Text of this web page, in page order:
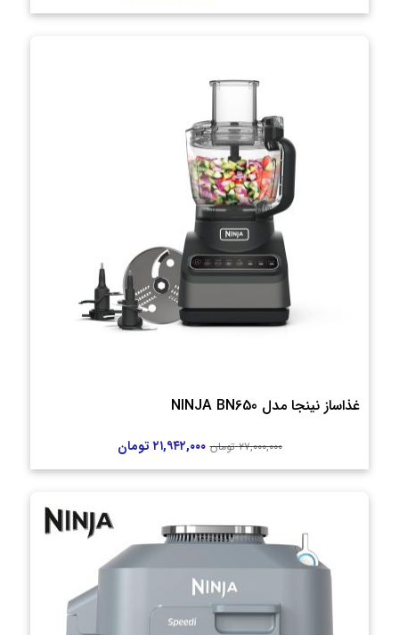
غذاساز نینجا مدل NINJA BN650
۲۷,۰۰۰,۰۰۰ تومان ۲۱,۹۴۲,۰۰۰ تومان